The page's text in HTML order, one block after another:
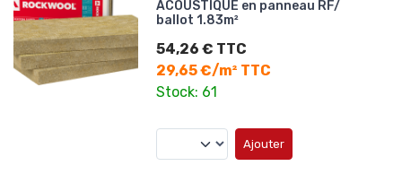
ACOUSTIQUE en panneau RF/
ballot 1.83m²
54,26 € TTC
29,65 €/m² TTC
Stock: 61
Ajouter